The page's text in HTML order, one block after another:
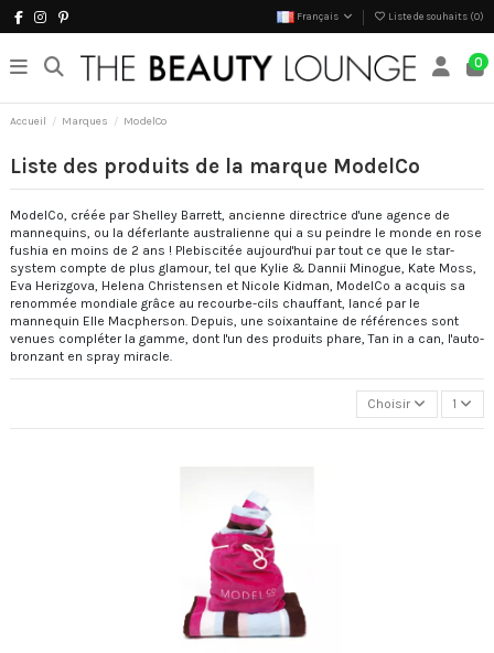
Français Liste de souhaits (0)
0
Accueil Marques ModelCo
Liste des produits de la marque ModelCo
ModelCo, créée par Shelley Barrett, ancienne directrice d'une agence de
mannequins, ou la déferlante australienne qui a su peindre le monde en rose
fushia en moins de 2 ans ! Plebiscitée aujourd'hui par tout ce que le star-
system compte de plus glamour, tel que Kylie & Dannii Minogue, Kate Moss,
Eva Herizgova, Helena Christensen et Nicole Kidman, ModelCo a acquis sa
renommée mondiale grâce au recourbe-cils chauffant, lancé par le
mannequin Elle Macpherson. Depuis, une soixantaine de références sont
venues compléter la gamme, dont l'un des produits phare, Tan in a can, l'auto-
bronzant en spray miracle.
Choisir 1